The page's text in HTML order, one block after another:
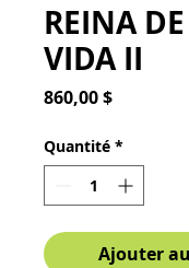
REINA
VIDA II
860,00 $Prix
Quantité *
Ajouter